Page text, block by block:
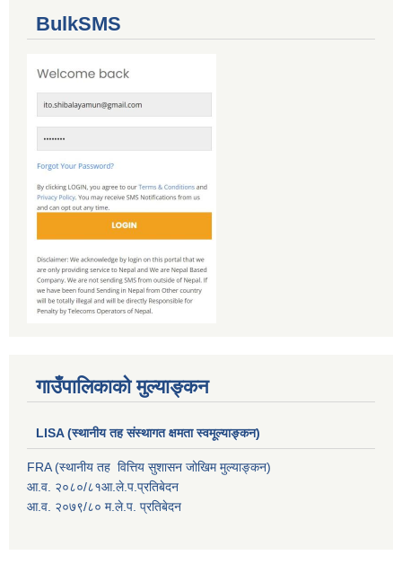
BulkSMS
गाउँपालिकाको मुल्याङ्कन
LISA (स्थानीय तह संस्थागत क्षमता स्वमूल्याङ्कन)
FRA (स्थानीय तह वित्तिय सुशासन जोखिम मुल्याङ्कन)
आ.व. २०८०/८१आ.ले.प.प्रतिबेदन
आ.व. २०७९/८० म.ले.प. प्रतिबेदन